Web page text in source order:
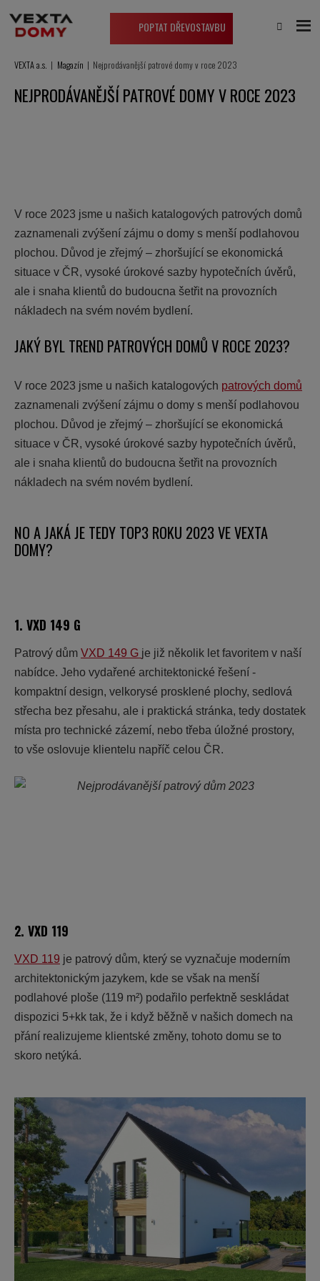
POPTAT DŘEVOSTAVBU
VEXTA a.s. Magazín Nejprodávanější patrové domy v roce 2023
NEJPRODÁVANĚJŠÍ PATROVÉ DOMY V ROCE 2023
V roce 2023 jsme u našich katalogových patrových domů
zaznamenali zvýšení zájmu o domy s menší podlahovou
plochou. Důvod je zřejmý – zhoršující se ekonomická
situace v ČR, vysoké úrokové sazby hypotečních úvěrů,
ale i snaha klientů do budoucna šetřit na provozních
nákladech na svém novém bydlení.
JAKÝ BYL TREND PATROVÝCH DOMŮ V ROCE 2023?
V roce 2023 jsme u našich katalogových patrových domů
zaznamenali zvýšení zájmu o domy s menší podlahovou
plochou. Důvod je zřejmý – zhoršující se ekonomická
situace v ČR, vysoké úrokové sazby hypotečních úvěrů,
ale i snaha klientů do budoucna šetřit na provozních
nákladech na svém novém bydlení.
NO A JAKÁ JE TEDY TOP3 ROKU 2023 VE VEXTA
DOMY?
1. VXD 149 G
Patrový dům VXD 149 G je již několik let favoritem v naší
nabídce. Jeho vydařené architektonické řešení -
kompaktní design, velkorysé prosklené plochy, sedlová
střecha bez přesahu, ale i praktická stránka, tedy dostatek
místa pro technické zázemí, nebo třeba úložné prostory,
to vše oslovuje klientelu napříč celou ČR.
2. VXD 119
VXD 119 je patrový dům, který se vyznačuje moderním
architektonickým jazykem, kde se však na menší
podlahové ploše (119 m²) podařilo perfektně seskládat
dispozici 5+kk tak, že i když běžně v našich domech na
přání realizujeme klientské změny, tohoto domu se to
skoro netýká.